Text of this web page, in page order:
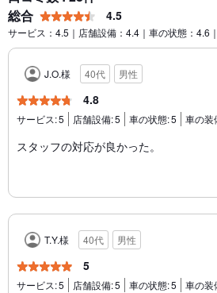
総合
4.5
サービス：4.5｜店舗設備：4.4｜車の状態：4.6
J.O.様 40代 男性
4.8
サービス:5 店舗設備:5 車の状態:5 車の装
スタッフの対応が良かった。
T.Y.様 40代 男性
5
サービス:5 店舗設備:5 車の状態:5 車の装